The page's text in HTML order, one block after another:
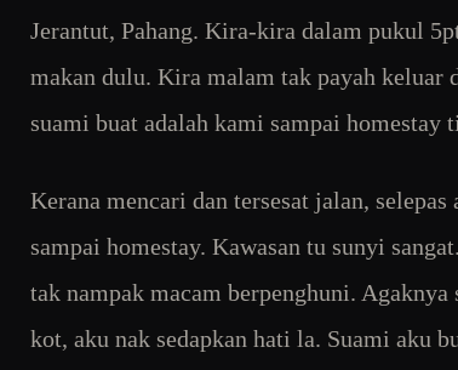
Jerantut, Pahang. Kira-kira dalam pukul
makan dulu. Kira malam tak payah keluar
suami buat adalah kami sampai homestay
Kerana mencari dan tersesat jalan,
sampai homestay. Kawasan tu sunyi
tak nampak macam berpenghuni.
kot, aku nak sedapkan hati la. Suami aku